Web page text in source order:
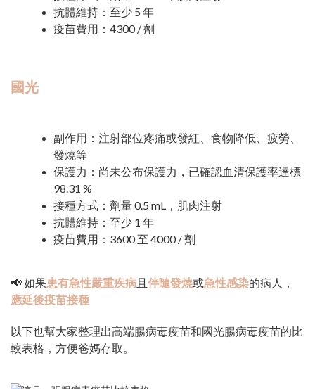
抗體維持：至少 5 年
疫苗費用：4300 / 劑
國光
副作用：注射部位疼痛或發紅、食物降低、疲勞、
發燒等
保護力：尚未公布保護力，已確認血清保護率達標
98.31 %
接種方式：劑量 0.5 mL，肌肉注射
抗體維持：至少 1 年
疫苗費用：3600 至 4000 / 劑
📢 如果患有急性嚴重疾病且 伴隨發燒或急性感染的病⼈，
應延後疫苗接種
以下也幫大家整理出高端腸病毒疫苗和國光腸病毒疫苗的比
較表格，方便爸媽存取。